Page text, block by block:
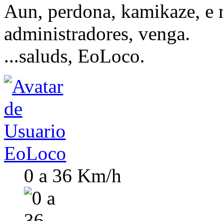
Aun, perdona, kamikaze, e
administradores, venga.
...saluds, EoLoco.
EoLoco
0 a 36 Km/h